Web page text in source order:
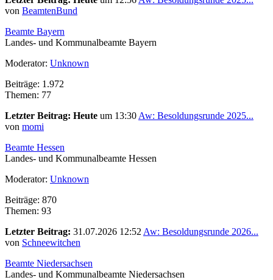
von BeamtenBund
Beamte Bayern
Landes- und Kommunalbeamte Bayern
Moderator: Unknown
Beiträge: 1.972
Themen: 77
Letzter Beitrag: Heute um 13:30 Aw: Besoldungsrunde 2025...
von momi
Beamte Hessen
Landes- und Kommunalbeamte Hessen
Moderator: Unknown
Beiträge: 870
Themen: 93
Letzter Beitrag: 31.07.2026 12:52 Aw: Besoldungsrunde 2026...
von Schneewitchen
Beamte Niedersachsen
Landes- und Kommunalbeamte Niedersachsen